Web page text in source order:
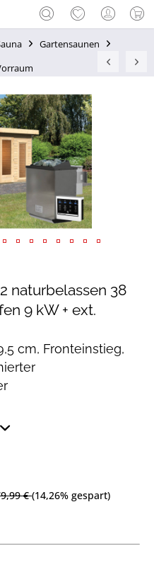
Gartensaunen
naturbelassen 38
9 kW + ext.
cm, Fronteinstieg,
€(14,26% gespart)